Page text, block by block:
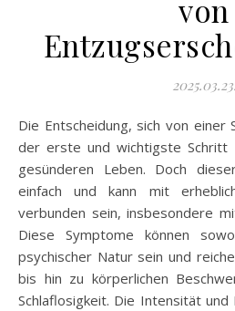
von
2025.03.23.
Die Entscheidung, sich von einer Sucht zu befreien, ist oft
der erste und wichtigste Schritt
gesünderen Leben. Doch
einfach und kann mit
verbunden sein, insbesondere
Diese Symptome können
psychischer Natur sein und
bis hin zu körperlichen
Schlaflosigkeit. Die Intensität